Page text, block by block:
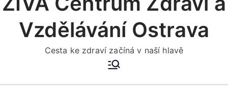
Vzdělávání Ostrava
Cesta ke zdraví začíná v naší hlavě